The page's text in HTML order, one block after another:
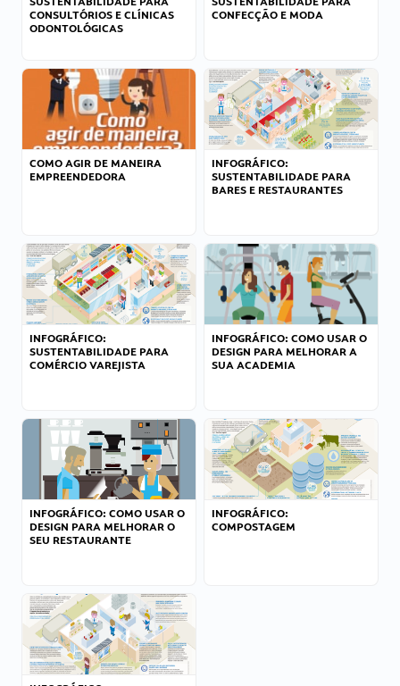
CONSULTÓRIOS E CLÍNICAS
ODONTOLÓGICAS
CONFECÇÃO E MODA
COMO AGIR DE MANEIRA
EMPREENDEDORA
INFOGRÁFICO:
SUSTENTABILIDADE PARA
BARES E RESTAURANTES
INFOGRÁFICO:
SUSTENTABILIDADE PARA
COMÉRCIO VAREJISTA
INFOGRÁFICO: COMO USAR O
DESIGN PARA MELHORAR A
SUA ACADEMIA
INFOGRÁFICO: COMO USAR O
DESIGN PARA MELHORAR O
SEU RESTAURANTE
INFOGRÁFICO:
COMPOSTAGEM